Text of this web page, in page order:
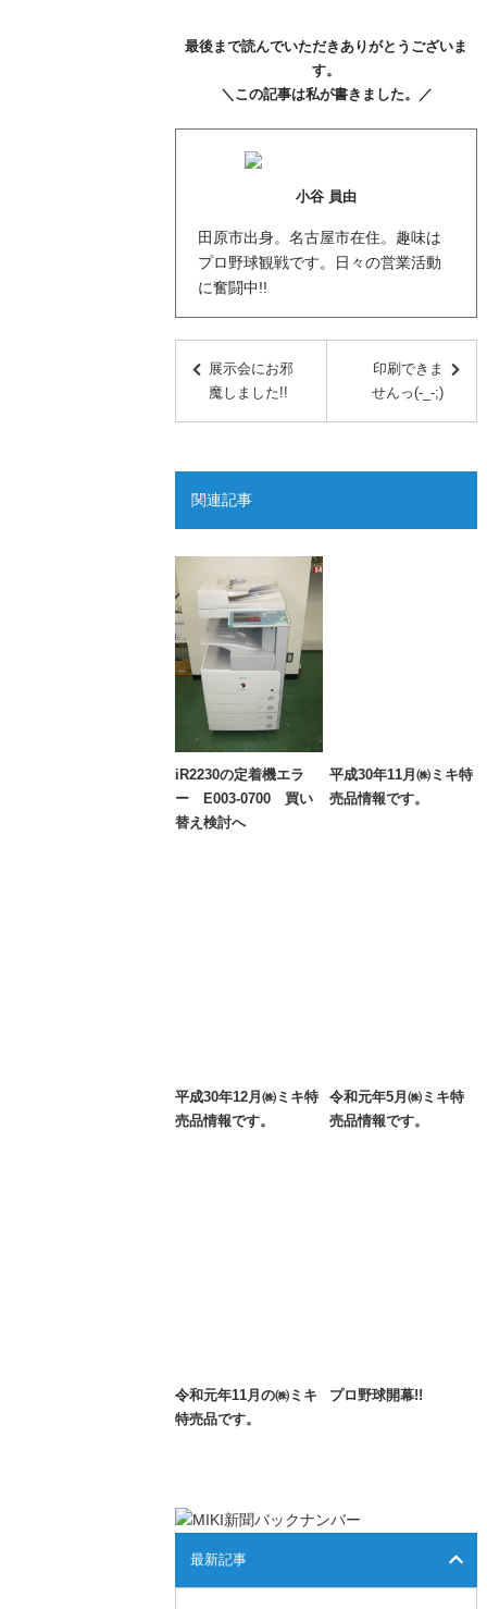
最後まで読んでいただきありがとうございま
す。
＼この記事は私が書きました。／
小谷 員由
田原市出身。名古屋市在住。趣味は
プロ野球観戦です。日々の営業活動
に奮闘中!!
展示会にお邪
魔しました!!
印刷できま
せんっ(-_-;)
関連記事
iR2230の定着機エラ
ー E003-0700 買い
替え検討へ
平成30年11月㈱ミキ特
売品情報です。
平成30年12月㈱ミキ特
売品情報です。
令和元年5月㈱ミキ特
売品情報です。
令和元年11月の㈱ミキ
特売品です。
プロ野球開幕!!
最新記事